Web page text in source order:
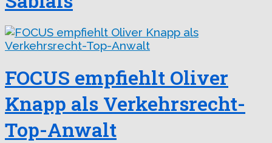
FOCUS empfiehlt Oliver
Knapp als Verkehrsrecht-
Top-Anwalt